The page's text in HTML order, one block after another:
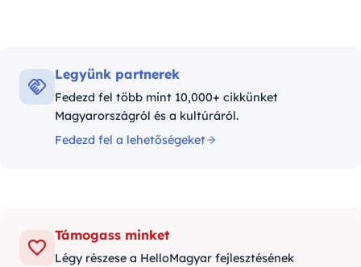
Legyünk partnerek
Fedezd fel több mint 10,000+ cikkünket
Magyarországról és a kultúráról.
Fedezd fel a lehetőségeket
Támogass minket
Légy részese a HelloMagyar fejlesztésének